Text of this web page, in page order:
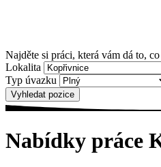
Najděte si práci, která vám dá to, co
Lokalita
Typ úvazku
Nabídky práce